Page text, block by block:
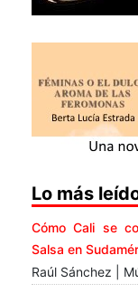
Lo más
Cómo Cali se
Salsa en
Raúl Sánchez |